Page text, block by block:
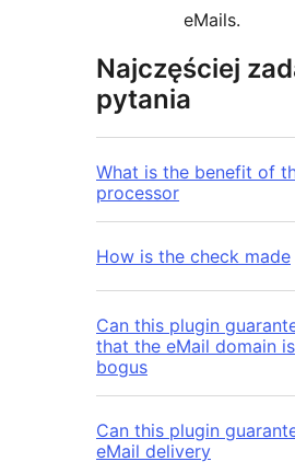
eMails.
Najczęściej
pytania
What is the benefit of
processor
How is the check made
Can this plugin
that the eMail domain is
bogus
Can this plugin
eMail delivery